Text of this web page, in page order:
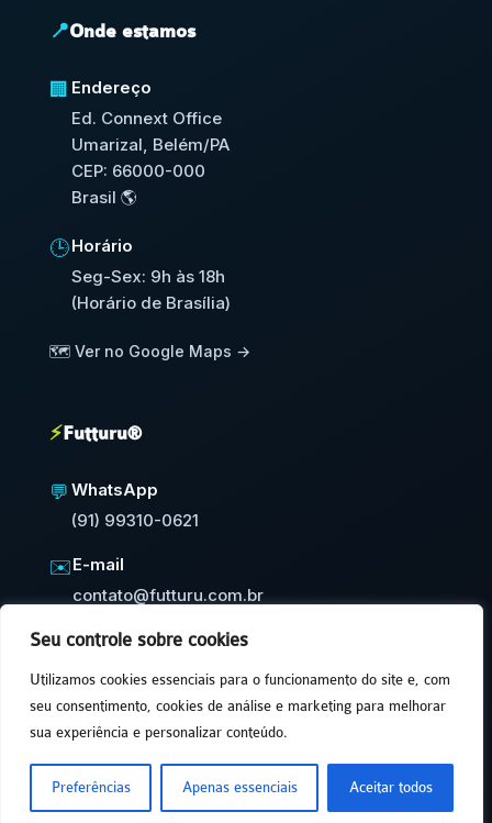
Seu controle sobre cookies
Utilizamos cookies essenciais para o funcionamento do site e, com
seu consentimento, cookies de análise e marketing para melhorar
sua experiência e personalizar conteúdo.
Preferências Apenas essenciais Aceitar todos
📍Onde estamos
🏢 Endereço
Ed. Connext Office
Umarizal, Belém/PA
CEP: 66000-000
Brasil 🌎
🕒Horário
Seg-Sex: 9h às 18h
(Horário de Brasília)
🗺️ Ver no Google Maps →
⚡Futturu®
💬 WhatsApp
(91) 99310-0621
✉️E-mail
contato@futturu.com.br
⚡Resposta em até 24h úteis
© 2026 FUTTURU® • T.D.R. • Feito por humanos. 🤖
não. • Site orgânico.